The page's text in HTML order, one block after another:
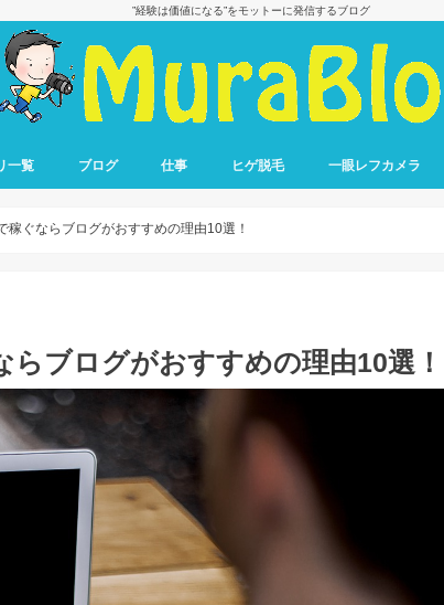
”経験は価値になる”をモットーに発信するブログ
一覧 ブログ 仕事 ヒゲ脱毛 一眼レフカメラ
稼ぐならブログがおすすめの理由10選！
ブログがおすすめの理由10選！